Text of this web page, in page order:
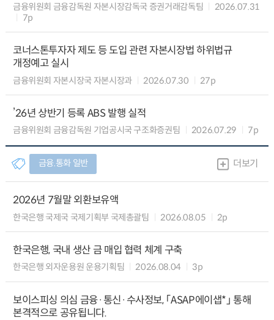
금융위원회 금융감독원 자본시장감독국 증권거래감독팀
2026.07.31
7p
코너스톤투자자 제도 등 도입 관련 자본시장법 하위법규
개정예고 실시
금융위원회 자본시장국 자본시장과 2026.07.30 27p
’26년 상반기 등록 ABS 발행 실적
금융위원회 금융감독원 기업공시국 구조화증권팀 2026.07.29 7p
금융.통화 일반 더보기
2026년 7월말 외환보유액
한국은행 국제국 국제기획부 국제총괄팀 2026.08.05 2p
한국은행, 국내 생산 금 매입 협력 체계 구축
한국은행 외자운용원 운용기획팀 2026.08.04 3p
보이스피싱 의심 금융·통신·수사정보, 「ASAP에이샙*」 통해
본격적으로 공유됩니다.